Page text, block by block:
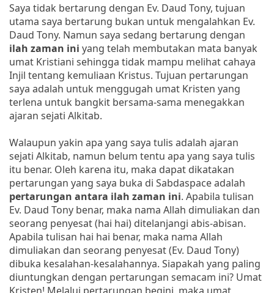
Saya tidak bertarung dengan Ev. Daud Tony, tujuan
utama saya bertarung bukan untuk mengalahkan Ev.
Daud Tony. Namun saya sedang bertarung dengan
ilah zaman ini yang telah membutakan mata banyak
umat Kristiani sehingga tidak mampu melihat cahaya
Injil tentang kemuliaan Kristus. Tujuan pertarungan
saya adalah untuk menggugah umat Kristen yang
terlena untuk bangkit bersama-sama menegakkan
ajaran sejati Alkitab.
Walaupun yakin apa yang saya tulis adalah ajaran
sejati Alkitab, namun belum tentu apa yang saya tulis
itu benar. Oleh karena itu, maka dapat dikatakan
pertarungan yang saya buka di Sabdaspace adalah
pertarungan antara ilah zaman ini. Apabila tulisan
Ev. Daud Tony benar, maka nama Allah dimuliakan dan
seorang penyesat (hai hai) ditelanjangi abis-abisan.
Apabila tulisan hai hai benar, maka nama Allah
dimuliakan dan seorang penyesat (Ev. Daud Tony)
dibuka kesalahan-kesalahannya. Siapakah yang paling
diuntungkan dengan pertarungan semacam ini? Umat
Kristen! Melalui pertarungan begini, maka umat